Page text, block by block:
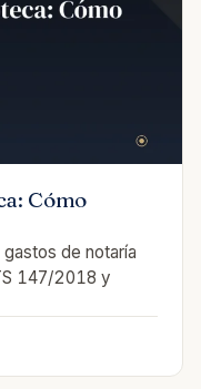
Cómo
de notaría
147/2018 y